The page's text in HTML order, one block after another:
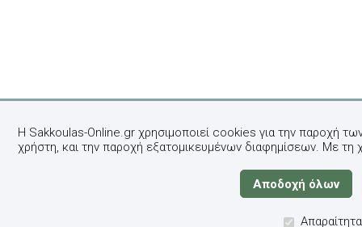
Η Sakkoulas-Online.gr χρησιμοποιεί cookies για την παροχή
χρήστη, και την παροχή εξατομικευμένων διαφημίσεων. Με